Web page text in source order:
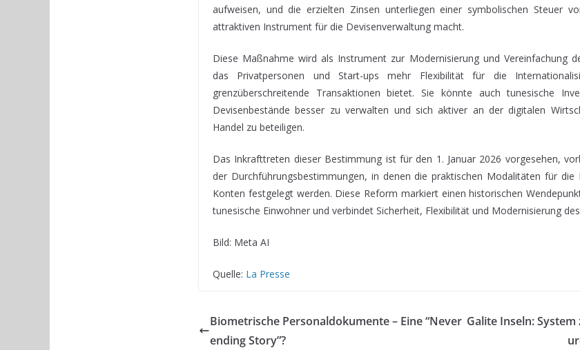
aufweisen, und die erzielten Zinsen unterliegen einer symbolischen Steuer
attraktiven Instrument für die Devisenverwaltung macht.
Diese Maßnahme wird als Instrument zur Modernisierung und Vereinfachung
das Privatpersonen und Start-ups mehr Flexibilität für die
grenzüberschreitende Transaktionen bietet. Sie könnte auch tunesische
Devisenbestände besser zu verwalten und sich aktiver an der digitalen
Handel zu beteiligen.
Das Inkrafttreten dieser Bestimmung ist für den 1. Januar 2026 vorgesehen,
der Durchführungsbestimmungen, in denen die praktischen Modalitäten für die
Konten festgelegt werden. Diese Reform markiert einen historischen
tunesische Einwohner und verbindet Sicherheit, Flexibilität und Modernisierung
Bild: Meta AI
Quelle: La Presse
Biometrische Personaldokumente – Eine “Never
ending Story”?
Galite Inseln: